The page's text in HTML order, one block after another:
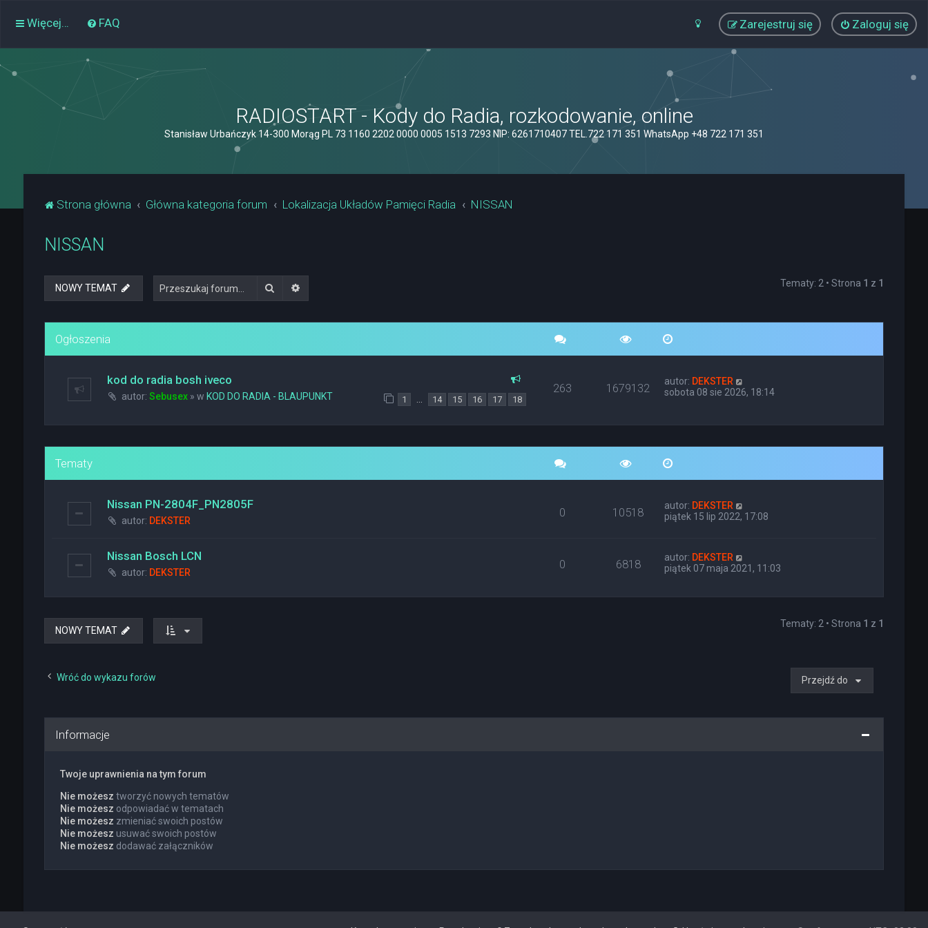
Więcej… FAQ Zaloguj się
Zarejestruj się
RADIOSTART - Kody do Radia, rozkodowanie, online
Stanisław Urbańczyk 14-300 Morąg PL 73 1160 2202 0000 0005 1513 7293 NIP: 6261710407 TEL.722 171 351 WhatsApp +48 722 171 351
Strona główna Główna kategoria forum Lokalizacja Układów Pamięci Radia NISSAN
NISSAN
NOWY TEMAT Szukaj Tematy: 2 • Strona 1 z 1
Ogłoszenia
kod do radia bosh iveco
autor: Sebusex » w KOD DO RADIA - BLAUPUNKT 1 … 14 15 16 17 18
263 1679132 autor: DEKSTER
sobota 08 sie 2026, 18:14
Tematy
Nissan PN-2804F_PN2805F
autor: DEKSTER
0 10518 autor: DEKSTER
piątek 15 lip 2022, 17:08
Nissan Bosch LCN
autor: DEKSTER
0 6818 autor: DEKSTER
piątek 07 maja 2021, 11:03
NOWY TEMAT
Tematy: 2 • Strona 1 z 1
Wróć do wykazu forów Przejdź do
Informacje
Twoje uprawnienia na tym forum
Nie możesz tworzyć nowych tematów
Nie możesz odpowiadać w tematach
Nie możesz zmieniać swoich postów
Nie możesz usuwać swoich postów
Nie możesz dodawać załączników